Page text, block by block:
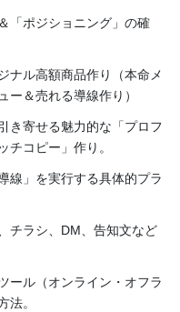
「ポジショニング」の確
ナル高額商品作り（本命メ
ー＆売れる導線作り）
き寄せる魅力的な「プロフ
チコピー」作り。
線」を実行する具体的プラ
チラシ、DM、告知文など
ール（オンライン・オフラ
法。